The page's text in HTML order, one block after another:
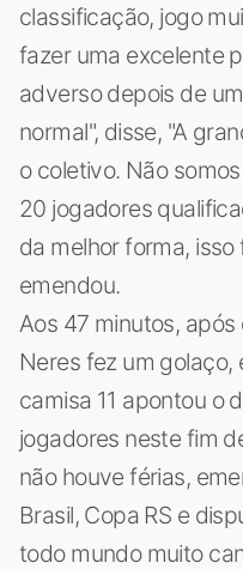
classificação, jogo
fazer uma excelente
adverso depois de
normal", disse, "A
o coletivo. Não
20 jogadores
da melhor forma,
emendou.
Aos 47 minutos,
Neres fez um golaço,
camisa 11 apontou o
jogadores neste fim
não houve férias,
Brasil, Copa RS e
todo mundo muito